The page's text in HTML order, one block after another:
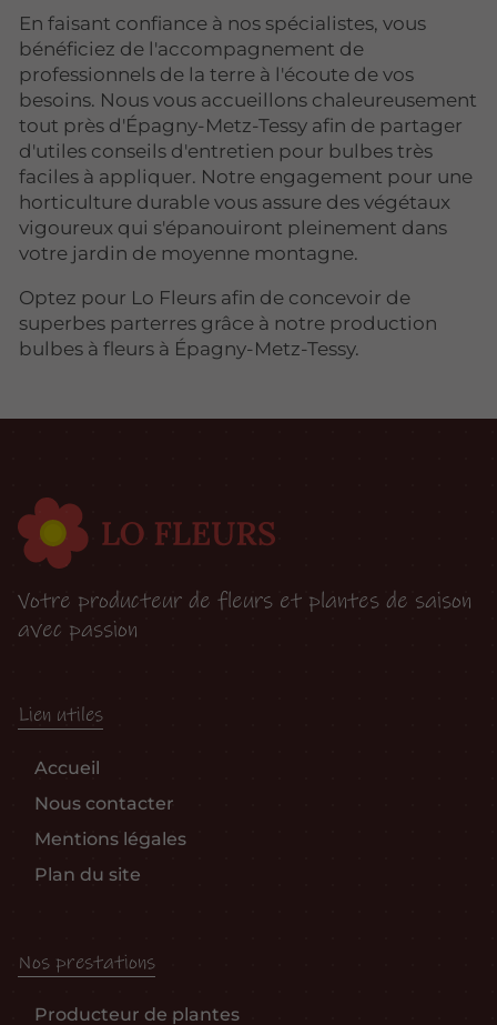
En faisant confiance à nos spécialistes, vous
bénéficiez de l'accompagnement de
professionnels de la terre à l'écoute de vos
besoins. Nous vous accueillons chaleureusement
tout près d'Épagny-Metz-Tessy afin de partager
d'utiles conseils d'entretien pour bulbes très
faciles à appliquer. Notre engagement pour une
horticulture durable vous assure des végétaux
vigoureux qui s'épanouiront pleinement dans
votre jardin de moyenne montagne.
Optez pour Lo Fleurs afin de concevoir de
superbes parterres grâce à notre production
bulbes à fleurs à Épagny-Metz-Tessy.
Votre producteur de fleurs et plantes de saison
avec passion
Lien utiles
Accueil
Nous contacter
Mentions légales
Plan du site
Nos prestations
Producteur de plantes